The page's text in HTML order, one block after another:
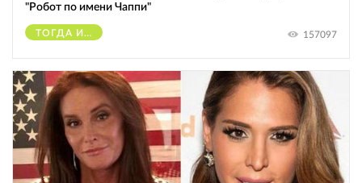
"Робот по имени Чаппи"
ТОГДА И СЕЙЧАС 157097